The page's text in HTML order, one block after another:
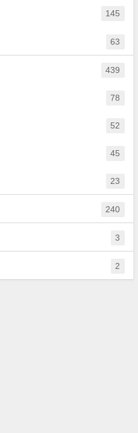
145
63
439
78
52
45
23
240
3
2